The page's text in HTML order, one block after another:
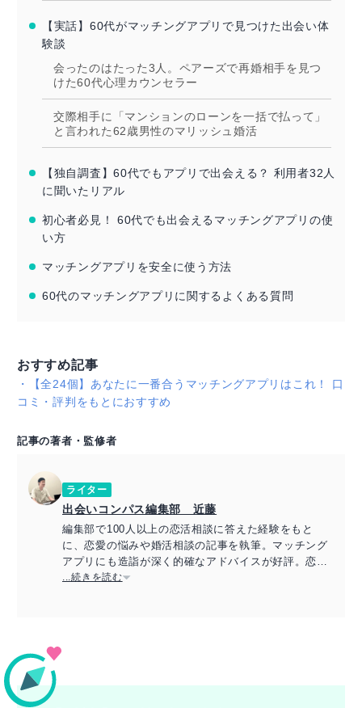
【実話】60代がマッチングアプリで見つけた出会い体
験談
会ったのはたった3人。ペアーズで再婚相手を見つ
けた60代心理カウンセラー
交際相手に「マンションのローンを一括で払って」
と言われた62歳男性のマリッシュ婚活
【独自調査】60代でもアプリで出会える？ 利用者32人
に聞いたリアル
初心者必見！ 60代でも出会えるマッチングアプリの使
い方
マッチングアプリを安全に使う方法
60代のマッチングアプリに関するよくある質問
おすすめ記事
・
【全24個】あなたに一番合うマッチングアプリはこれ！ 口
コミ・評判をもとにおすすめ
記事の著者・監修者
ライター
出会いコンパス編集部 近藤
編集部で100人以上の恋活相談に答えた経験をもと
に、恋愛の悩みや婚活相談の記事を執筆。マッチング
アプリにも造詣が深く的確なアドバイスが好評。恋愛
アドバイザーの資格保持。
...続きを読む